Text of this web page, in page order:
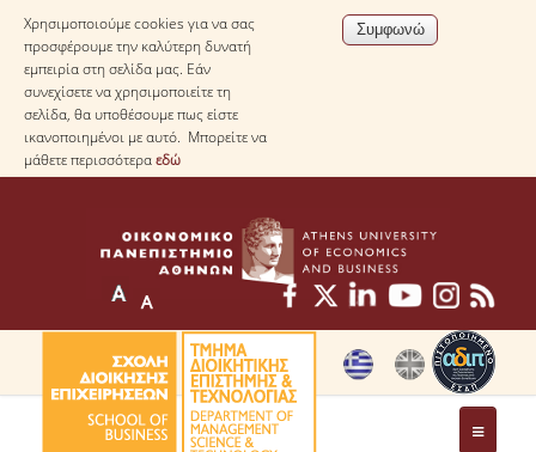
Χρησιμοποιούμε cookies για να σας
προσφέρουμε την καλύτερη δυνατή
εμπειρία στη σελίδα μας. Εάν
συνεχίσετε να χρησιμοποιείτε τη
σελίδα, θα υποθέσουμε πως είστε
ικανοποιημένοι με αυτό. Μπορείτε να
μάθετε περισσότεραεδώ